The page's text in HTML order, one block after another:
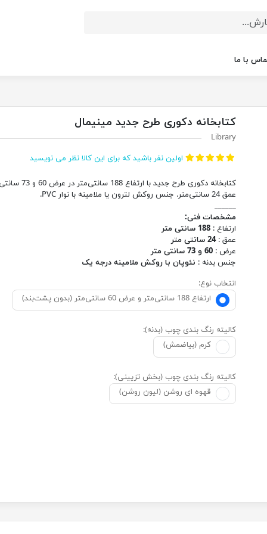
با ما
کتابخانه دکوری طرح جدید مینیمال
Library
اولین نفر باشید که برای این کالا نظر می نویسید
کتابخانه دکوری طرح جدید با ارتفاع
عمق 24 سانتی‌متر. جنس روکش لترون یا ملامینه با نوار PVC.
______
مشخصات فنی:
ارتفاع : 188 سانتی متر
عمق :24 سانتی متر
عرض : 60 و 73 سانتی متر
جنس بدنه : نئوپان با روکش ملامینه درجه یک
انتخاب نوع:
ارتفاع 188 سانتی‌متر و عرض 60 سانتی‌متر (بدون پشت‌بند)
کالیته رنگ بندی چوب (بدنه):
کرم (بیاضمش)
کالیته رنگ بندی چوب (بخش تزیینی):
قهوه ای روشن (لیون روشن)